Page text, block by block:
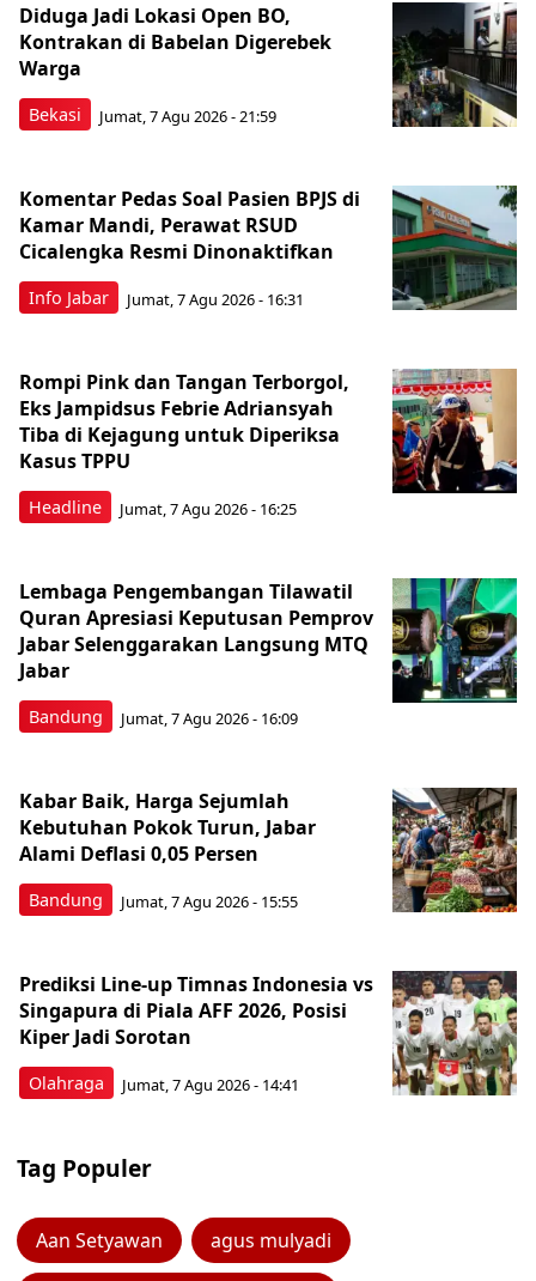
Bekasi
Diduga Jadi Lokasi Open BO,
Kontrakan di Babelan Digerebek
Warga
Jumat, 7 Agu 2026 - 21:59
Info Jabar
Komentar Pedas Soal Pasien BPJS di
Kamar Mandi, Perawat RSUD
Cicalengka Resmi Dinonaktifkan
Jumat, 7 Agu 2026 - 16:31
Headline
Rompi Pink dan Tangan Terborgol,
Eks Jampidsus Febrie Adriansyah
Tiba di Kejagung untuk Diperiksa
Kasus TPPU
Jumat, 7 Agu 2026 - 16:25
Bandung
Lembaga Pengembangan Tilawatil
Quran Apresiasi Keputusan Pemprov
Jabar Selenggarakan Langsung MTQ
Jabar
Jumat, 7 Agu 2026 - 16:09
Bandung
Kabar Baik, Harga Sejumlah
Kebutuhan Pokok Turun, Jabar
Alami Deflasi 0,05 Persen
Jumat, 7 Agu 2026 - 15:55
Olahraga
Prediksi Line-up Timnas Indonesia vs
Singapura di Piala AFF 2026, Posisi
Kiper Jadi Sorotan
Jumat, 7 Agu 2026 - 14:41
Tag Populer
Aan Setyawan agus mulyadi